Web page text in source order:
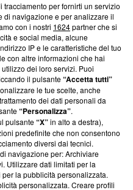
trasparenti su Blasting
e su come ci impegniamo a
la nostra aderenza a
Blasting News non è
ha richiesto di farne
effettuato una verifica di
per fornirti un servizio
di navigazione e per analizzare il
con i nostri 1624partner che si
e social media, alcune
IP e le caratteristiche del tuo
con altre informazioni che hai
dei loro servizi. Puoi
il pulsante“Accetta tutti”
le tue scelte, anche
dei dati personali da
“Personalizza”.
pulsante“X”in alto a destra),
predefinite che non consentono
diversi dai tecnici.
navigazione per: Archiviare
Utilizzare dati limitati per la
la pubblicità personalizzata.
personalizzata. Creare profili